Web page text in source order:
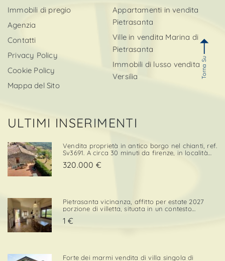
Immobili di pregio
Agenzia
Contatti
Privacy Policy
Cookie Policy
Mappa del Sito
Appartamenti in vendita
Pietrasanta
Ville in vendita Marina di
Pietrasanta
Immobili di lusso vendita
Versilia
ULTIMI INSERIMENTI
Vendita proprietà in antico borgo nel chianti, ref.
Sv3691. A circa 30 minuti da firenze, in località
medievale immerso nella natura, proponiamo in
320.000 €
Pietrasanta vicinanza, affitto per estate 2027
porzione di villetta, situata in un contesto
servizi. L’immobile è dotato di una porzione di
1 €
Forte dei marmi vendita di villa singola di
Torna Su